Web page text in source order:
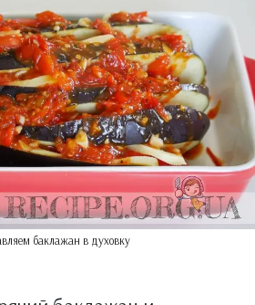
баклажан в духовку